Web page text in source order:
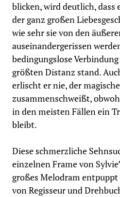
blicken, wird deutlich, dass
der ganz großen
wie sehr sie von den
auseinandergerissen
bedingungslose
größten Distanz stand.
erlischt er nie, der
zusammenschweißt,
in den meisten Fällen ein
bleibt.
Diese schmerzliche
einzelnen Frame von
großes Melodram
von Regisseur und